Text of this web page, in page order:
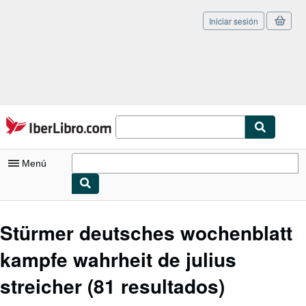
Pasar al contenido principal
IberLibro.com
Iniciar sesión
Menú
Consultar mis pedidos
Cerrar sesión
Búsqueda avanzada
Stürmer deutsches wochenblatt
kampfe wahrheit de julius
streicher (81 resultados)